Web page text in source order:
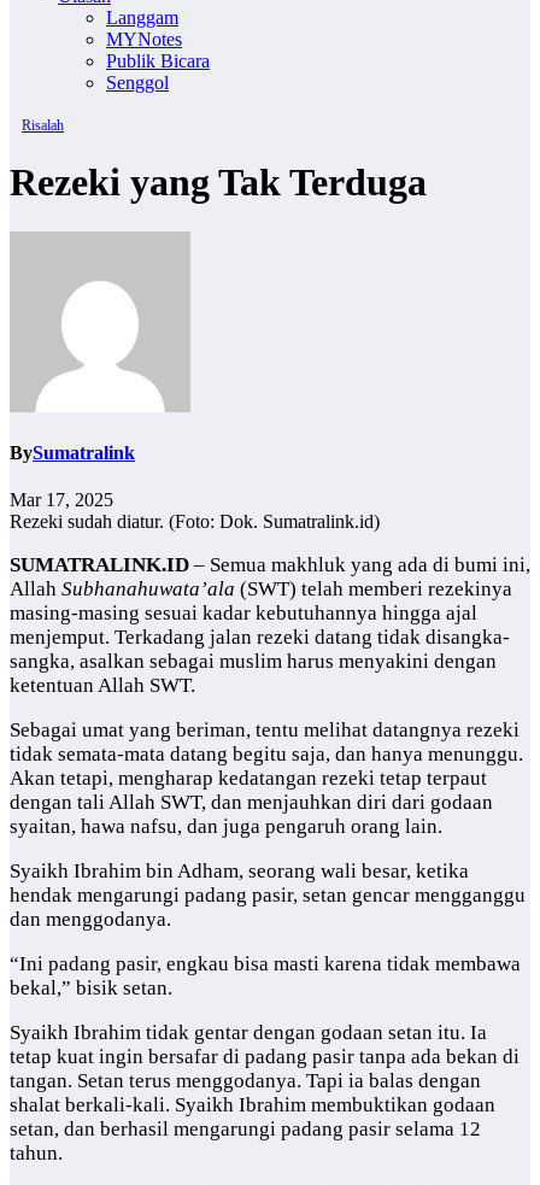
Langgam
MYNotes
Publik Bicara
Senggol
Risalah
Rezeki yang Tak Terduga
BySumatralink
Mar 17, 2025
Rezeki sudah diatur. (Foto: Dok. Sumatralink.id)
SUMATRALINK.ID – Semua makhluk yang ada di bumi ini,
Allah Subhanahuwata’ala (SWT) telah memberi rezekinya
masing-masing sesuai kadar kebutuhannya hingga ajal
menjemput. Terkadang jalan rezeki datang tidak disangka-
sangka, asalkan sebagai muslim harus menyakini dengan
ketentuan Allah SWT.
Sebagai umat yang beriman, tentu melihat datangnya rezeki
tidak semata-mata datang begitu saja, dan hanya menunggu.
Akan tetapi, mengharap kedatangan rezeki tetap terpaut
dengan tali Allah SWT, dan menjauhkan diri dari godaan
syaitan, hawa nafsu, dan juga pengaruh orang lain.
Syaikh Ibrahim bin Adham, seorang wali besar, ketika
hendak mengarungi padang pasir, setan gencar mengganggu
dan menggodanya.
“Ini padang pasir, engkau bisa masti karena tidak membawa
bekal,” bisik setan.
Syaikh Ibrahim tidak gentar dengan godaan setan itu. Ia
tetap kuat ingin bersafar di padang pasir tanpa ada bekan di
tangan. Setan terus menggodanya. Tapi ia balas dengan
shalat berkali-kali. Syaikh Ibrahim membuktikan godaan
setan, dan berhasil mengarungi padang pasir selama 12
tahun.